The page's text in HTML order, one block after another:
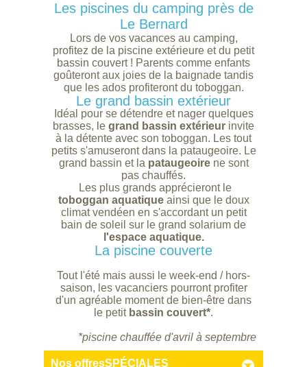
Les piscines du camping près de
Le Bernard
Lors de vos vacances au camping,
profitez de la piscine extérieure et du petit
bassin couvert ! Parents comme enfants
goûteront aux joies de la baignade tandis
que les ados profiteront du toboggan.
Le grand bassin extérieur
Idéal pour se détendre et nager quelques
brasses, le grand bassin extérieur invite
à la détente avec son toboggan. Les tout
petits s'amuseront dans la pataugeoire. Le
grand bassin et la pataugeoirene sont
pas chauffés.
Les plus grands apprécieront le
toboggan aquatiqueainsi que le doux
climat vendéen en s'accordant un petit
bain de soleil sur le grand solarium de
l'espace aquatique.
La piscine couverte
Tout l'été mais aussi le week-end / hors-
saison, les vacanciers pourront profiter
d'un agréable moment de bien-être dans
le petit bassin couvert*.
*piscine chauffée d'avril à septembre
Nos offresSPÉCIALES